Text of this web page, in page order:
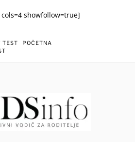
showfollow=true]
TEST
POČETNA